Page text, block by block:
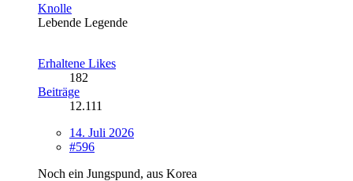
Knolle
Lebende Legende
Erhaltene Likes
182
Beiträge
12.111
14. Juli 2026
#596
Noch ein Jungspund, aus Korea